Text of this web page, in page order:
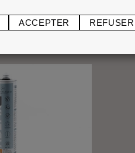
ACCEPTER REFUSER